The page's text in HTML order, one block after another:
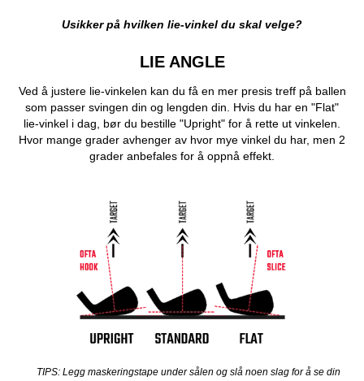
Usikker på hvilken lie-vinkel du skal velge?
LIE ANGLE
Ved å justere lie-vinkelen kan du få en mer presis treff på ballen
som passer svingen din og lengden din. Hvis du har en "Flat"
lie-vinkel i dag, bør du bestille "Upright" for å rette ut vinkelen.
Hvor mange grader avhenger av hvor mye vinkel du har, men 2
grader anbefales for å oppnå effekt.
TIPS: Legg maskeringstape under sålen og slå noen slag for å se din